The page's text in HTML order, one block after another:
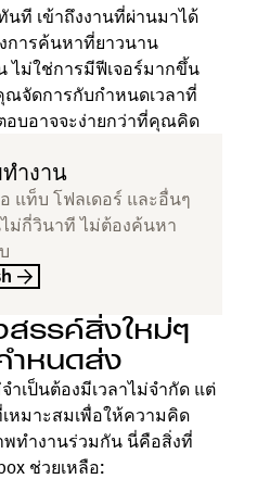
ที เข้าถึงงานที่ผ่านมาได้
การค้นหาที่ยาวนาน
ไม่ใช่การมีฟีเจอร์มากขึ้น
จัดการกับกำหนดเวลาที่
อบอาจจะง่ายกว่าที่คุณคิด
ำงาน
แท็บ โฟลเดอร์ และอื่นๆ
ม่กี่วินาที ไม่ต้องค้นหา
สรรค์สิ่งใหม่ๆ
ำหนดส่ง
ำเป็นต้องมีเวลาไม่จำกัด แต่
เหมาะสมเพื่อให้ความคิด
ทำงานร่วมกัน นี่คือสิ่งที่
ช่วยเหลือ: